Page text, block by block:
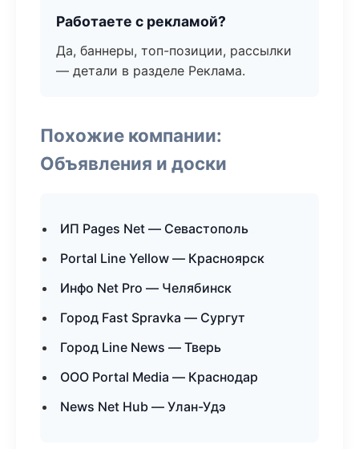
Работаете с рекламой?
Да, баннеры, топ-позиции, рассылки
— детали в разделе Реклама.
Похожие компании:
Объявления и доски
ИП Pages Net — Севастополь
Portal Line Yellow — Красноярск
Инфо Net Pro — Челябинск
Город Fast Spravka — Сургут
Город Line News — Тверь
ООО Portal Media — Краснодар
News Net Hub — Улан-Удэ